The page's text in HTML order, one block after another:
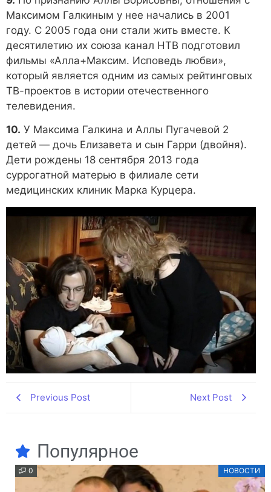
Максимом Галкиным у нее начались в 2001
году. С 2005 года они стали жить вместе. К
десятилетию их союза канал НТВ подготовил
фильмы «Алла+Максим. Исповедь любви»,
который является одним из самых рейтинговых
ТВ-проектов в истории отечественного
телевидения.
10. У Максима Галкина и Аллы Пугачевой 2
детей — дочь Елизавета и сын Гарри (двойня).
Дети рождены 18 сентября 2013 года
суррогатной матерью в филиале сети
медицинских клиник Марка Курцера.
Previous Post Next Post
Популярное
0 НОВОСТИ